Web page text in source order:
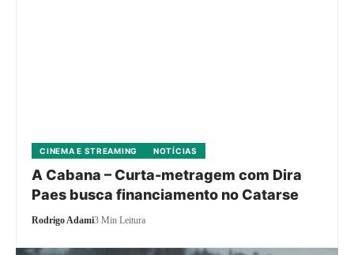
CINEMA E STREAMING NOTÍCIAS
A Cabana – Curta-metragem com Dira
Paes busca financiamento no Catarse
Rodrigo Adami3 Min Leitura